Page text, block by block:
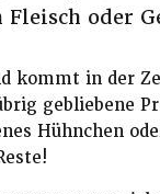
oder
kommt in der
gebliebene
Hühnchen